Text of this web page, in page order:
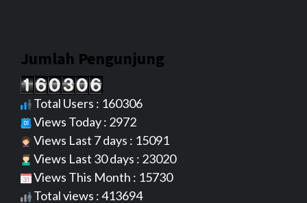
Jumlah Pengunjung
Total Users : 160306
Views Today : 2972
Views Last 7 days : 15091
Views Last 30 days : 23020
Views This Month : 15730
Total views : 413694